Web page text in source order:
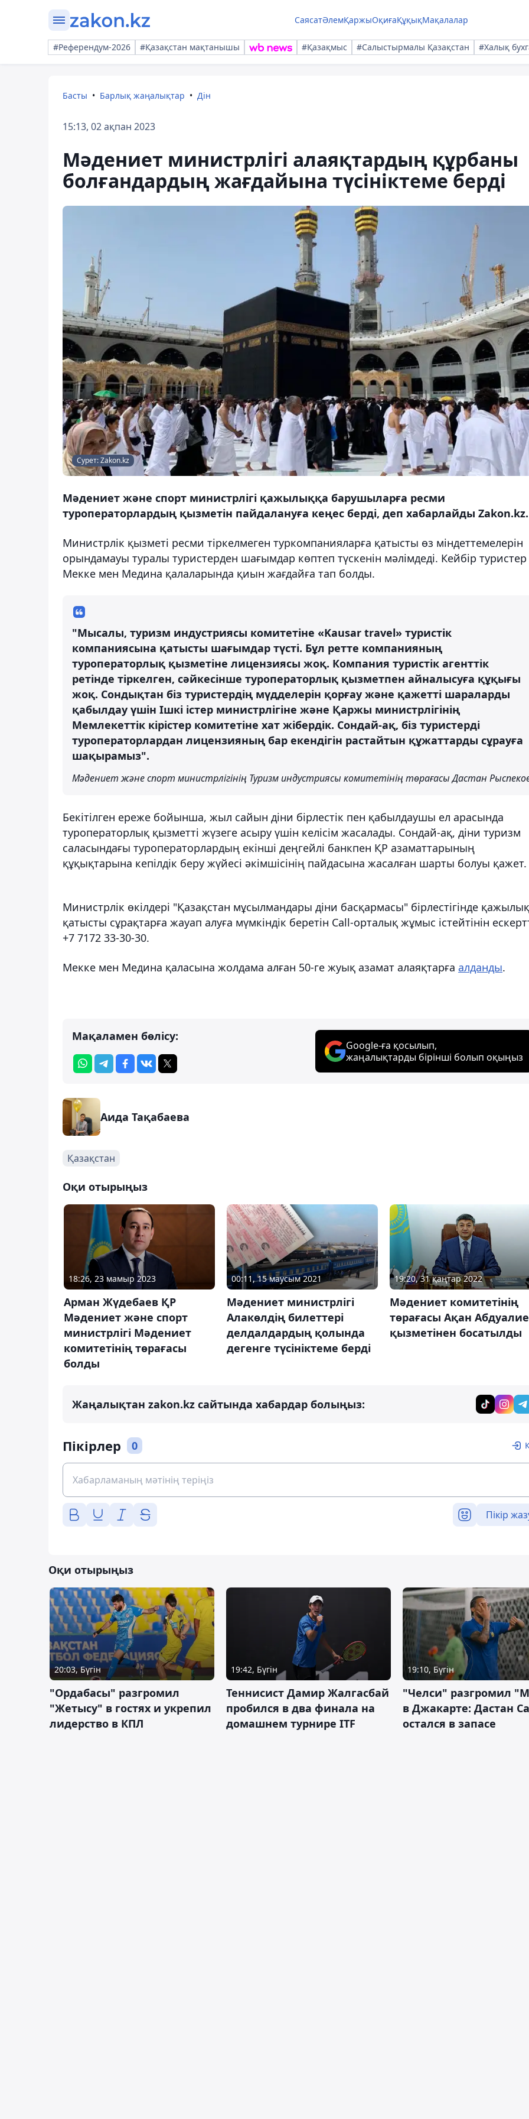
СаясатӘлемҚаржыОқиғаҚұқықМақалалар
#Референдум-2026 #Қазақстан мақтанышы #Қазақмыс #Салыстырмалы Қазақстан #Халық
Басты Барлық жаңалықтар Дін
15:13, 02 ақпан 2023
Мәдениет министрлігі алаяқтардың құрбаны
болғандардың жағдайына түсініктеме берді
Сурет: Zakon.kz
Мәдениет және спорт министрлігі қажылыққа барушыларға ресми
туроператорлардың қызметін пайдалануға кеңес берді, деп хабарлайды Zakon.kz.
Министрлік қызметі ресми тіркелмеген туркомпанияларға қатысты өз міндеттемелерін
орындамауы туралы туристерден шағымдар көптеп түскенін мәлімдеді. Кейбір туристер
Мекке мен Медина қалаларында қиын жағдайға тап болды.
"Мысалы, туризм индустриясы комитетіне «Kausar travel» туристік
компаниясына қатысты шағымдар түсті. Бұл ретте компанияның
туроператорлық қызметіне лицензиясы жоқ. Компания туристік агенттік
ретінде тіркелген, сәйкесінше туроператорлық қызметпен айналысуға құқығы
жоқ. Сондықтан біз туристердің мүдделерін қорғау және қажетті шараларды
қабылдау үшін Ішкі істер министрлігіне және Қаржы министрлігінің
Мемлекеттік кірістер комитетіне хат жібердік. Сондай-ақ, біз туристерді
туроператорлардан лицензияның бар екендігін растайтын құжаттарды сұрауға
шақырамыз".
Мәдениет және спорт министрлігінің Туризм индустриясы комитетінің төрағасы Дастан
Бекітілген ереже бойынша, жыл сайын діни бірлестік пен қабылдаушы ел арасында
туроператорлық қызметті жүзеге асыру үшін келісім жасалады. Сондай-ақ, діни туризм
саласындағы туроператорлардың екінші деңгейлі банкпен ҚР азаматтарының
құқықтарына кепілдік беру жүйесі әкімшісінің пайдасына жасалған шарты болуы қажет.
Министрлік өкілдері "Қазақстан мұсылмандары діни басқармасы" бірлестігінде
қатысты сұрақтарға жауап алуға мүмкіндік беретін Call-орталық жұмыс істейтінін
+7 7172 33-30-30.
Мекке мен Медина қаласына жолдама алған 50-ге жуық азамат алаяқтарға алданды.
Мақаламен бөлісу:
Google-ға қосылып,
жаңалықтарды бірінші болып оқыңыз
Аида Тақабаева
Қазақстан
Оқи отырыңыз
18:26, 23 мамыр 2023
Арман Жүдебаев ҚР
Мәдениет және спорт
министрлігі Мәдениет
комитетінің төрағасы
болды
00:11, 15 маусым 2021
Мәдениет министрлігі
Алакөлдің билеттері
делдалдардың қолында
дегенге түсініктеме берді
19:20, 31 қаңтар 2022
Мәдениет комитетінің
төрағасы Ақан
қызметінен босатылды
Жаңалықтан zakon.kz сайтында хабардар болыңыз:
Пікірлер 0
Пікір
Оқи отырыңыз
20:03, Бүгін
"Ордабасы" разгромил
"Жетысу" в гостях и укрепил
лидерство в КПЛ
19:42, Бүгін
Теннисист Дамир Жалгасбай
пробился в два финала на
домашнем турнире ITF
19:10, Бүгін
"Челси" разгромил
в Джакарте: Дастан
остался в запасе